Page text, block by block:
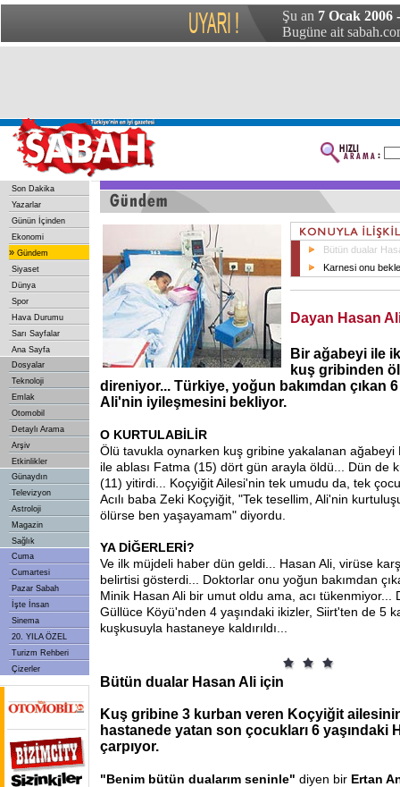
Şu an 7 Ocak 2006
Bugüne ait
Son Dakika
Yazarlar
Günün İçinden
Ekonomi
» Gündem
Siyaset
Dünya
Spor
Hava Durumu
Sarı Sayfalar
Ana Sayfa
Dosyalar
Teknoloji
Emlak
Otomobil
Detaylı Arama
Arşiv
Etkinlikler
Günaydın
Televizyon
Astroloji
Magazin
Sağlık
Cuma
Cumartesi
Pazar Sabah
İşte İnsan
Sinema
20. YILA ÖZEL
Turizm Rehberi
Çizerler
Bütün dualar
Karnesi onu
Dayan Hasan
Bir ağabeyi ile
kuş gribinden
direniyor... Türkiye, yoğun bakımdan çıkan
Ali'nin iyileşmesini bekliyor.
O KURTULABİLİR
Ölü tavukla oynarken kuş gribine yakalanan ağabeyi
ile ablası Fatma (15) dört gün arayla öldü... Dün de
(11) yitirdi... Koçyiğit Ailesi'nin tek umudu da, tek
Acılı baba Zeki Koçyiğit, "Tek tesellim, Ali'nin
ölürse ben yaşayamam" diyordu.
YA DİĞERLERİ?
Ve ilk müjdeli haber dün geldi... Hasan Ali, virüse
belirtisi gösterdi... Doktorlar onu yoğun bakımdan
Minik Hasan Ali bir umut oldu ama, acı tükenmiyor...
Güllüce Köyü'nden 4 yaşındaki ikizler, Siirt'ten de 5
kuşkusuyla hastaneye kaldırıldı...
Bütün dualar Hasan Ali için
Kuş gribine 3 kurban veren Koçyiğit
hastanede yatan son çocukları 6 yaşındaki
çarpıyor.
"Benim bütün dualarım seninle" diyen bir Ertan